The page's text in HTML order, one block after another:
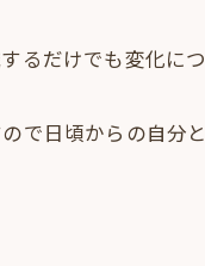
るだけでも変化に
で日頃からの自分